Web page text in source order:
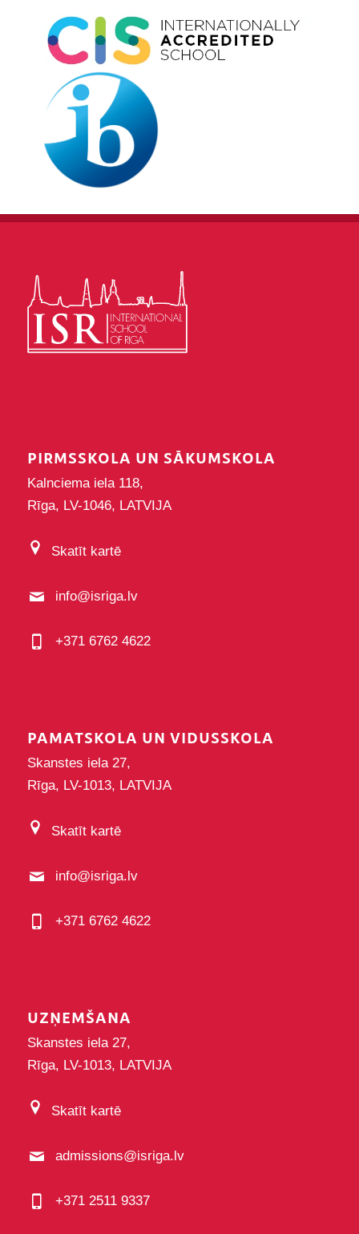
PIRMSSKOLA UN SĀKUMSKOLA
Kalnciema iela 118,
Rīga, LV-1046, LATVIJA
Skatīt kartē
info@isriga.lv
+371 6762 4622
PAMATSKOLA UN VIDUSSKOLA
Skanstes iela 27,
Rīga, LV-1013, LATVIJA
Skatīt kartē
info@isriga.lv
+371 6762 4622
UZŅEMŠANA
Skanstes iela 27,
Rīga, LV-1013, LATVIJA
Skatīt kartē
admissions@isriga.lv
+371 2511 9337